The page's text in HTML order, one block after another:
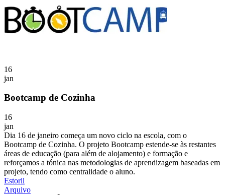
16
jan
Bootcamp de Cozinha
16
jan
Dia 16 de janeiro começa um novo ciclo na escola, com o
Bootcamp de Cozinha. O projeto Bootcamp estende-se às restantes
áreas de educação (para além de alojamento) e formação e
reforçamos a tónica nas metodologias de aprendizagem baseadas em
projeto, tendo como centralidade o aluno.
Estoril
Arquivo